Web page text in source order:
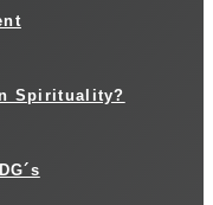
Spirituality?